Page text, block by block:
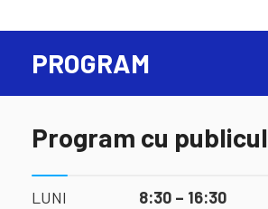
PROGRAM
Program cu publicul
LUNI 8:30 – 16:30